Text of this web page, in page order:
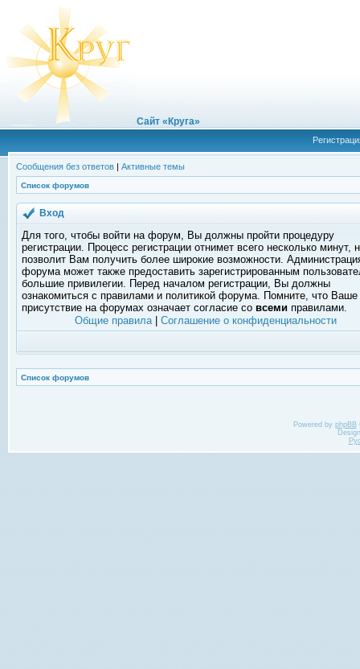
Сайт «Круга»
Сообщения без ответов | Активные темы
Список форумов
Вход
Для того, чтобы войти на форум, Вы должны пройти процедуру
регистрации. Процесс регистрации отнимет всего несколько минут,
позволит Вам получить более широкие возможности.
форума может также предоставить зарегистрированным
большие привилегии. Перед началом регистрации, Вы должны
ознакомиться с правилами и политикой форума. Помните, что Ваше
присутствие на форумах означает согласие со всеми правилами.
Общие правила| Соглашение о конфиденциальности
Список форумов
Powered by phpBB